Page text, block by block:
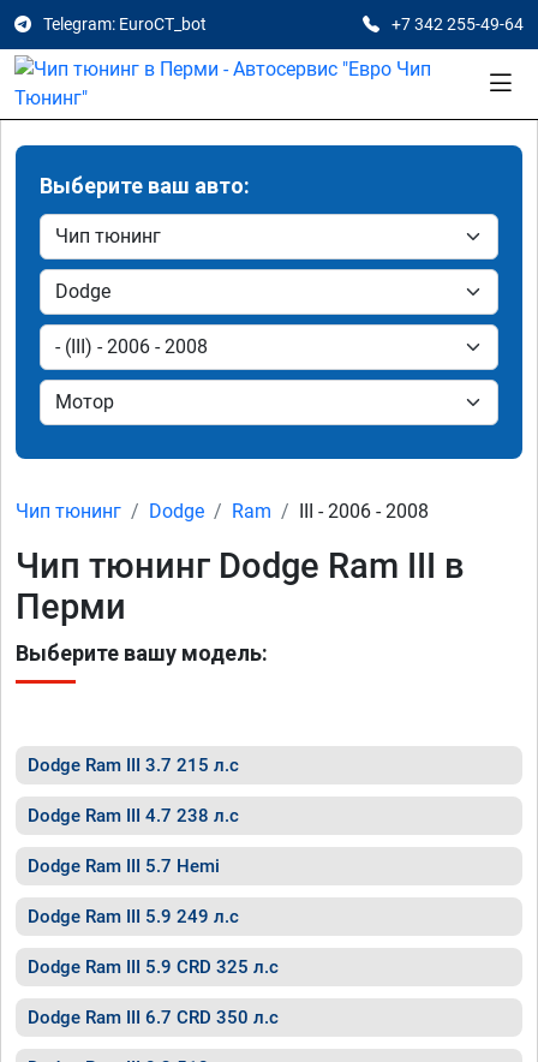
Telegram: EuroCT_bot +7 342 255-49-64
Выберите ваш авто:
Чип тюнинг Dodge Ram III - 2006 - 2008
Чип тюнинг Dodge Ram III в
Перми
Выберите вашу модель:
Dodge Ram III 3.7 215 л.с
Dodge Ram III 4.7 238 л.с
Dodge Ram III 5.7 Hemi
Dodge Ram III 5.9 249 л.с
Dodge Ram III 5.9 CRD 325 л.с
Dodge Ram III 6.7 CRD 350 л.с